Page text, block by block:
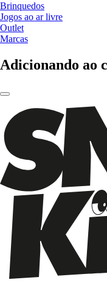
Brinquedos
Jogos ao ar livre
Outlet
Marcas
Adicionando ao